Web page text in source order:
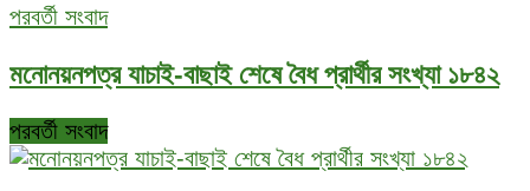
পরবর্তী সংবাদ
মনোনয়নপত্র যাচাই-বাছাই শেষে বৈধ প্রার্থীর সংখ্যা ১৮৪২
পরবর্তী সংবাদ